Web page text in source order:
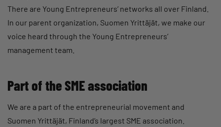
There are Young Entrepreneurs’ networks all over Finland.
In our parent organization, Suomen Yrittäjät, we make our
voice heard through the Young Entrepreneurs’
management team.
Part of the SME association
We are a part of the entrepreneurial movement and
Suomen Yrittäjät, Finland’s largest SME association.